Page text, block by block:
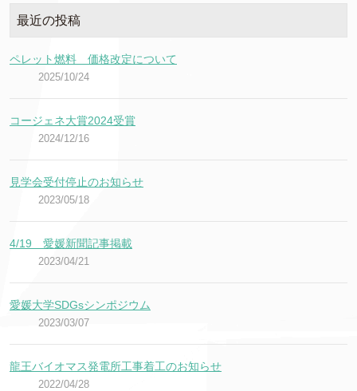
最近の投稿
ペレット燃料 価格改定について
2025/10/24
コージェネ大賞2024受賞
2024/12/16
見学会受付停止のお知らせ
2023/05/18
4/19 愛媛新聞記事掲載
2023/04/21
愛媛大学SDGsシンポジウム
2023/03/07
龍王バイオマス発電所工事着工のお知らせ
2022/04/28